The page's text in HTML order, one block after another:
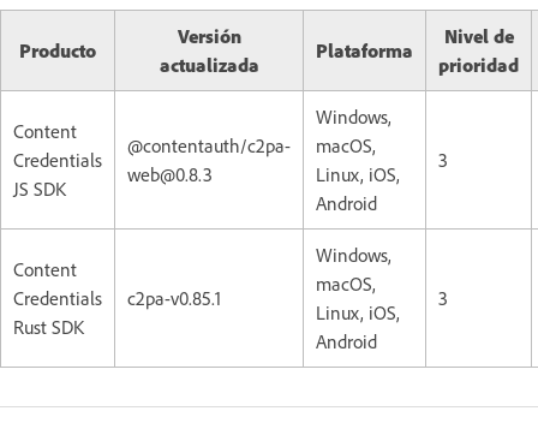
Producto
Versión
actualizada
Plataforma
Nivel de
prioridad
Content
Credentials
JS SDK
@contentauth/c2pa-
web@0.8.3
Windows,
macOS,
Linux, iOS,
Android
3
Content
Credentials
Rust SDK
c2pa-v0.85.1
Windows,
macOS,
Linux, iOS,
Android
3